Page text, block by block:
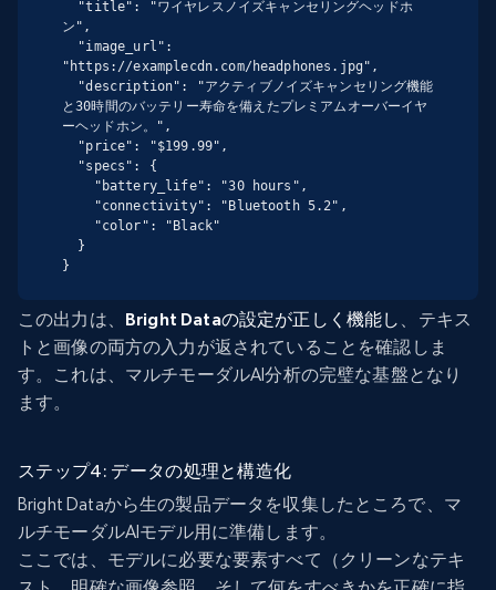
ン",
"https://examplecdn.com/headphones.jpg",
と30時間のバッテリー寿命を備えたプレミアムオーバーイヤ
ーヘッドホン。",
}
この出力は、 Bright Dataの設定が正しく機能し 、テキス
トと画像の両方の入力が返されていることを確認しま
す。これは、マルチモーダルAI分析の完璧な基盤となり
ます。
ステップ4: データの処理と構造化
Bright Dataから生の製品データを収集したところで、マ
ルチモーダルAIモデル用に準備します。
ここでは、モデルに必要な要素すべて（クリーンなテキ